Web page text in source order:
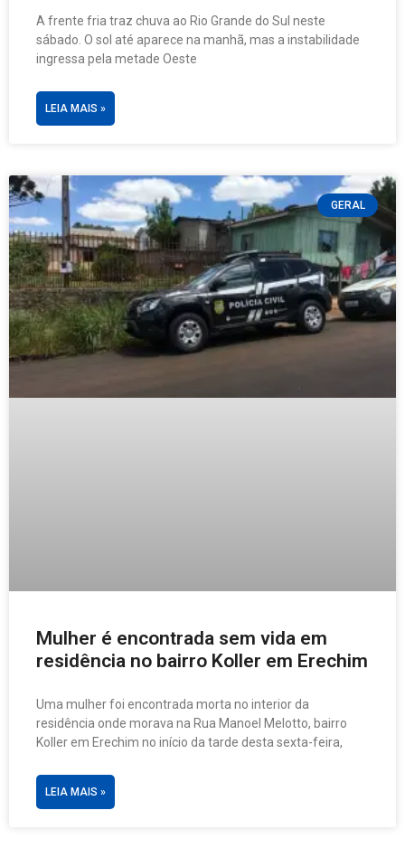
A frente fria traz chuva ao Rio Grande do Sul neste
sábado. O sol até aparece na manhã, mas a instabilidade
ingressa pela metade Oeste
LEIA MAIS »
GERAL
Mulher é encontrada sem vida em
residência no bairro Koller em Erechim
Uma mulher foi encontrada morta no interior da
residência onde morava na Rua Manoel Melotto, bairro
Koller em Erechim no início da tarde desta sexta-feira,
LEIA MAIS »